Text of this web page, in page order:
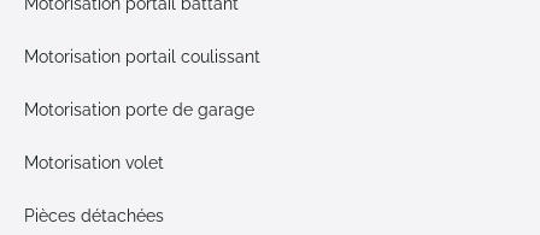
Motorisation portail coulissant
Motorisation porte de garage
Motorisation volet
Pièces détachées